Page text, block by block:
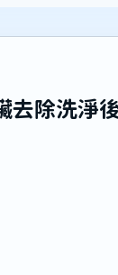
去除洗淨